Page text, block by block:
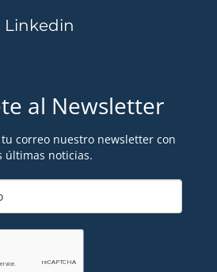
Linkedin
al Newsletter
correo nuestro newsletter con
últimas noticias.